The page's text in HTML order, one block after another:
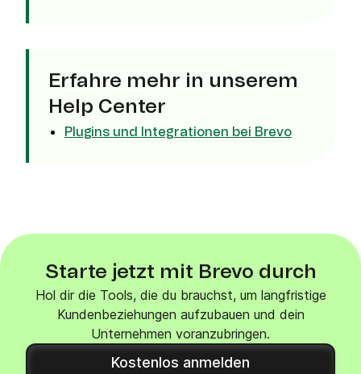
Erfahre mehr in unserem
Help Center
Plugins und Integrationen bei Brevo
Starte jetzt mit Brevo durch
Hol dir die Tools, die du brauchst, um langfristige
Kundenbeziehungen aufzubauen und dein
Unternehmen voranzubringen.
Kostenlos anmelden